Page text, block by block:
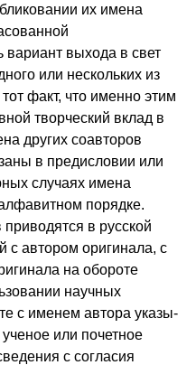
их имена
вариант выхода в свет
или нескольких из
факт, что именно этим
творческий вклад в
других соавторов
в предисловии или
случаях имена
порядке.
в русской
с автором оригинала, с
на обороте
на­учных
с именем автора указы­
или почетное
с согласия